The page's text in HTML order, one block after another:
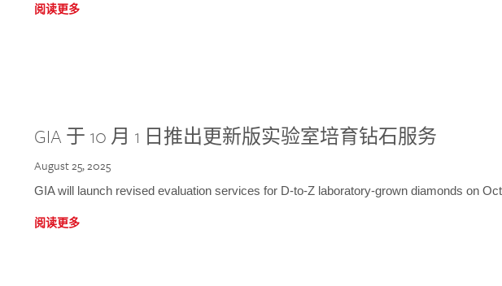
阅读更多
GIA 于 10 月 1 日推出更新版实验室培育钻石服务
August 25, 2025
GIA will launch revised evaluation services for D-to-Z laboratory-grown diamonds on
阅读更多